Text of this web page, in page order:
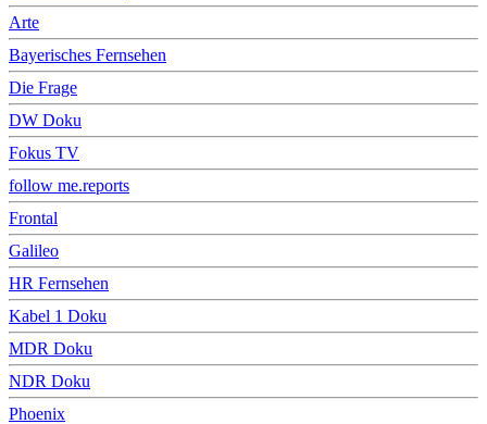
Arte
Bayerisches Fernsehen
Die Frage
DW Doku
Fokus TV
follow me.reports
Frontal
Galileo
HR Fernsehen
Kabel 1 Doku
MDR Doku
NDR Doku
Phoenix